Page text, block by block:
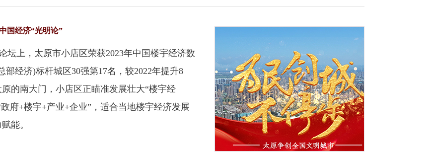
国经济“光明论”
上，太原市小店区荣获2023年中国楼宇经济数
经济)标杆城区30强第17名，较2022年提升8
的南大门，小店区正瞄准发展壮大“楼宇经
府+楼宇+产业+企业”，适合当地楼宇经济发展
能。